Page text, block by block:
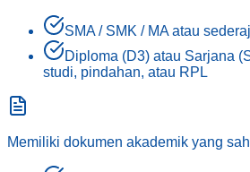
SMA / SMK / MA atau
Diploma (D3) atau Sarjana
studi, pindahan, atau RPL
Memiliki dokumen akademik yang